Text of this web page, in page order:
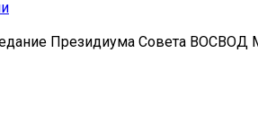
Президиума Совета ВОСВОД